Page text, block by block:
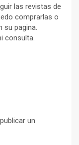
las revistas de
comprarlas o
su pagina.
consulta.
un